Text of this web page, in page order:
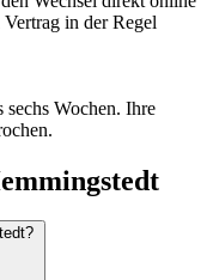
in der Regel
Wochen. Ihre